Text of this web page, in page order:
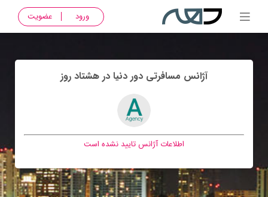
ورود عضویت
آژانس مسافرتی دور دنيا در هشتاد روز
اطلاعات آژانس تایید نشده است